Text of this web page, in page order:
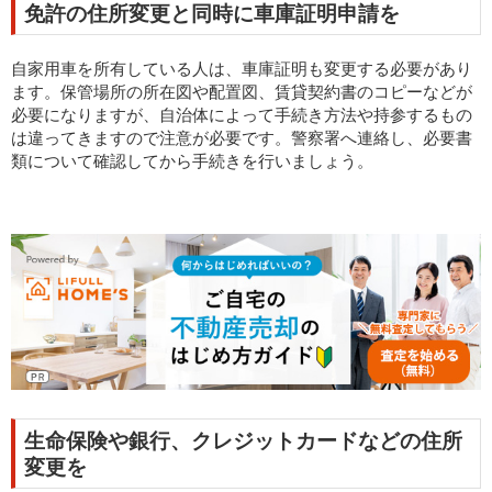
免許の住所変更と同時に車庫証明申請を
自家用車を所有している人は、車庫証明も変更する必要があり
ます。保管場所の所在図や配置図、賃貸契約書のコピーなどが
必要になりますが、自治体によって手続き方法や持参するもの
は違ってきますので注意が必要です。警察署へ連絡し、必要書
類について確認してから手続きを行いましょう。
生命保険や銀行、クレジットカードなどの住所
変更を